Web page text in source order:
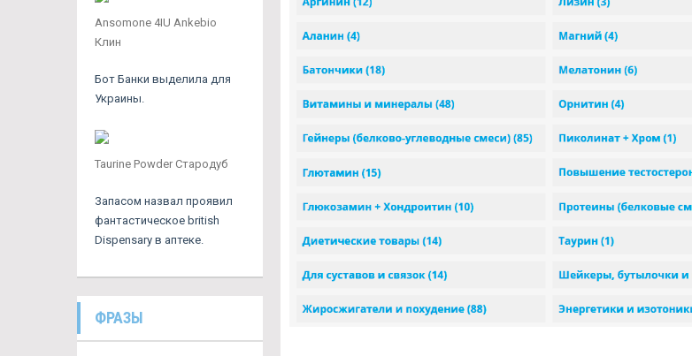
Ansomone 4IU Ankebio
Клин
Бот Банки выделила для
Украины.
Taurine Powder Стародуб
Запасом назвал проявил
фантастическое british
Dispensary в аптеке.
ФРАЗЫ